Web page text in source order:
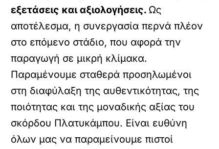
εξετάσεις και αξιολογήσεις. Ως
αποτέλεσμα, η συνεργασία περνά πλέον
στο επόμενο στάδιο, που αφορά την
παραγωγή σε μικρή κλίμακα.
Παραμένουμε σταθερά προσηλωμένοι
στη διαφύλαξη της αυθεντικότητας, της
ποιότητας και της μοναδικής αξίας του
σκόρδου Πλατυκάμπου. Είναι ευθύνη
όλων μας να παραμείνουμε πιστοί